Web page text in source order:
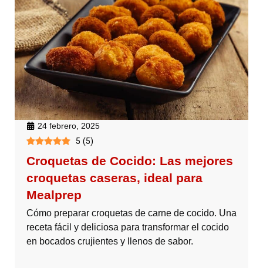
24 febrero, 2025
5 (5)
Croquetas de Cocido: Las mejores
croquetas caseras, ideal para
Mealprep
Cómo preparar croquetas de carne de cocido. Una
receta fácil y deliciosa para transformar el cocido
en bocados crujientes y llenos de sabor.